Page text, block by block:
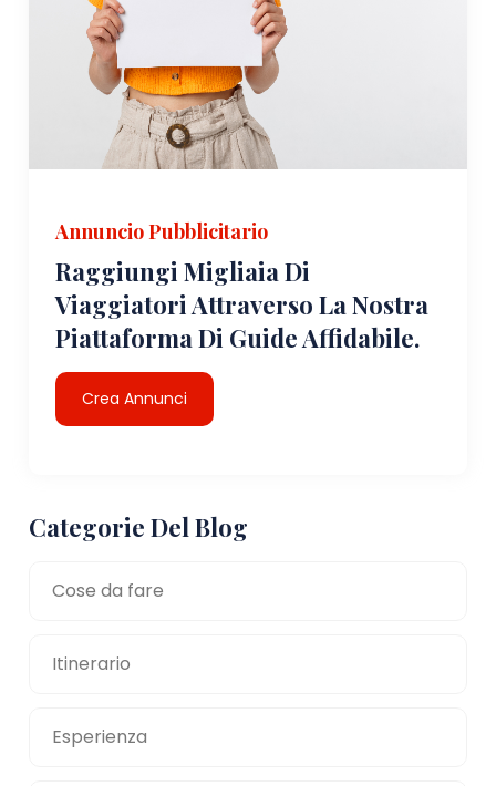
Annuncio Pubblicitario
Raggiungi Migliaia Di
Viaggiatori Attraverso La Nostra
Piattaforma Di Guide Affidabile.
Crea Annunci
Categorie Del Blog
Cose da fare
Itinerario
Esperienza